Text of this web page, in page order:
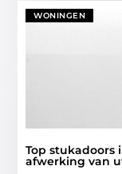
WONINGEN
Top stukadoors
afwerking van